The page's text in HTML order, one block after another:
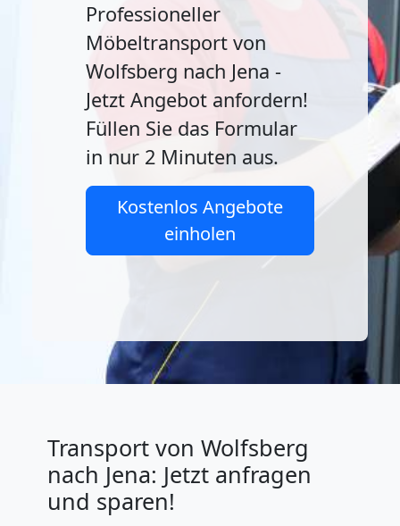
Professioneller
Möbeltransport von
Wolfsberg nach Jena -
Jetzt Angebot anfordern!
Füllen Sie das Formular
in nur 2 Minuten aus.
Kostenlos Angebote
einholen
Transport von Wolfsberg
nach Jena: Jetzt anfragen
und sparen!